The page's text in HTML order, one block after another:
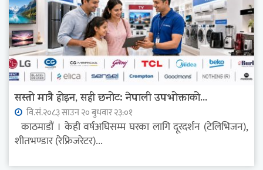
सस्तो मात्रै होइन, सही छनोट: नेपाली उपभोक्ताको...
वि.सं.२०८३ साउन २० बुधवार २३:०१
काठमाडौं । केही वर्षअघिसम्म घरका लागि दूरदर्शन (टेलिभिजन),
शीतभण्डार (रेफ्रिजरेटर)...